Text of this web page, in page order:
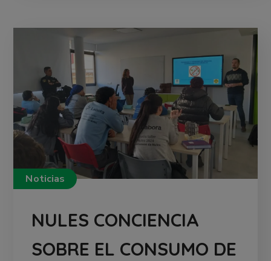
Noticias
NULES CONCIENCIA
SOBRE EL CONSUMO DE